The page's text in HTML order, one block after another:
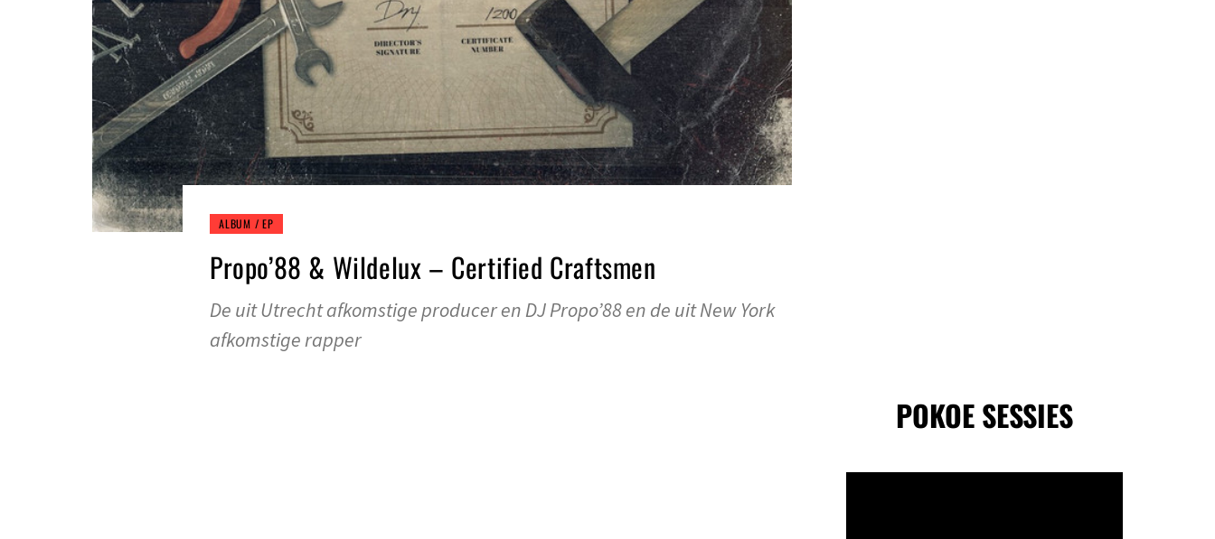
ALBUM / EP
Propo’88 & Wildelux – Certified Craftsmen
De uit Utrecht afkomstige producer en DJ Propo’88 en de uit New York
afkomstige rapper
POKOE SESSIES